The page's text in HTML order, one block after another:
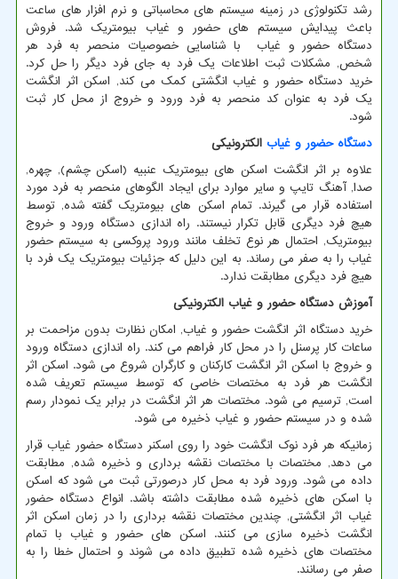
رشد تکنولوژی در زمینه سیستم های محاسباتی و نرم افزار های ساعت
باعث پیدایش سیستم های حضور و غیاب بیومتریک شد. فروش
دستگاه حضور و غیاب با شناسایی خصوصیات منحصر به فرد هر
شخص, مشکلات ثبت اطلاعات یک فرد به جای فرد دیگر را حل کرد.
خرید دستگاه حضور و غیاب انگشتی کمک می کند, اسکن اثر انگشت
یک فرد به عنوان کد منحصر به فرد ورود و خروج از محل کار ثبت
شود.
دستگاه حضور و غیاب الکترونیکی
علاوه بر اثر انگشت اسکن های بیومتریک عنبیه (اسکن چشم), چهره,
صدا, آهنگ تایپ و سایر موارد برای ایجاد الگوهای منحصر به فرد مورد
استفاده قرار می گیرند. تمام اسکن های بیومتریک گفته شده, توسط
هیچ فرد دیگری قابل تکرار نیستند. راه اندازی دستگاه ورود و خروج
بیومتریک, احتمال هر نوع تخلف مانند ورود پروکسی به سیستم حضور
غیاب را به صفر می رساند. به این دلیل که جزئیات بیومتریک یک فرد با
هیچ فرد دیگری مطابقت ندارد.
آموزش دستگاه حضور و غیاب الکترونیکی
خرید دستگاه اثر انگشت حضور و غیاب, امکان نظارت بدون مزاحمت بر
ساعات کار پرسنل را در محل کار فراهم می کند. راه اندازی دستگاه ورود
و خروج با اسکن اثر انگشت کارکنان و کارگران شروع می شود. اسکن اثر
انگشت هر فرد به مختصات خاصی که توسط سیستم تعریف شده
است, ترسیم می شود. مختصات هر اثر انگشت در برابر یک نمودار رسم
شده و در سیستم حضور و غیاب ذخیره می شود.
زمانیکه هر فرد نوک انگشت خود را روی اسکنر دستگاه حضور غیاب قرار
می دهد, مختصات با مختصات نقشه برداری و ذخیره شده, مطابقت
داده می شود. ورود فرد به محل کار درصورتی ثبت می شود که اسکن
با اسکن های ذخیره شده مطابقت داشته باشد. انواع دستگاه حضور
غیاب اثر انگشتی, چندین مختصات نقشه برداری را در زمان اسکن اثر
انگشت ذخیره سازی می کنند. اسکن های حضور و غیاب با تمام
مختصات های ذخیره شده تطبیق داده می شوند و احتمال خطا را به
صفر می رسانند.